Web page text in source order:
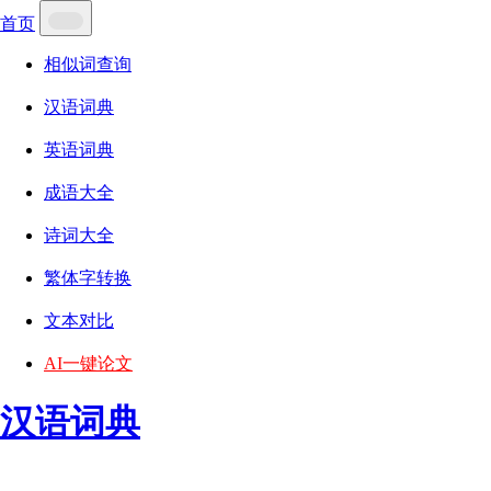
首页
相似词查询
汉语词典
英语词典
成语大全
诗词大全
繁体字转换
文本对比
AI一键论文
汉语词典